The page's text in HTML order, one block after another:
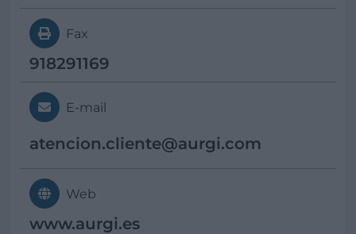
Fax
918291169
E-mail
atencion.cliente@aurgi.com
Web
www.aurgi.es